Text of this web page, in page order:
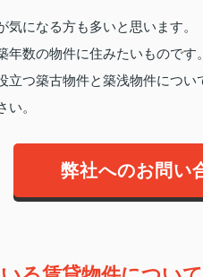
になる方も多いと思います。
年数の物件に住みたいものです。
立つ築古物件と築浅物件につい
い。
弊社へのお問い